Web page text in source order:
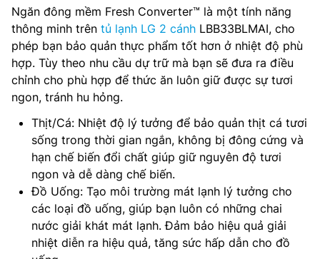
Ngăn đông mềm Fresh Converter™ là một tính năng
thông minh trên tủ lạnh LG 2 cánh LBB33BLMAI, cho
phép bạn bảo quản thực phẩm tốt hơn ở nhiệt độ phù
hợp. Tùy theo nhu cầu dự trữ mà bạn sẽ đưa ra điều
chỉnh cho phù hợp để thức ăn luôn giữ được sự tươi
ngon, tránh hu hỏng.
Thịt/Cá: Nhiệt độ lý tưởng để bảo quản thịt cá tươi
sống trong thời gian ngắn, không bị đông cứng và
hạn chế biến đổi chất giúp giữ nguyên độ tươi
ngon và dễ dàng chế biến.
Đồ Uống: Tạo môi trường mát lạnh lý tưởng cho
các loại đồ uống, giúp bạn luôn có những chai
nước giải khát mát lạnh. Đảm bảo hiệu quả giải
nhiệt diễn ra hiệu quả, tăng sức hấp dẫn cho đồ